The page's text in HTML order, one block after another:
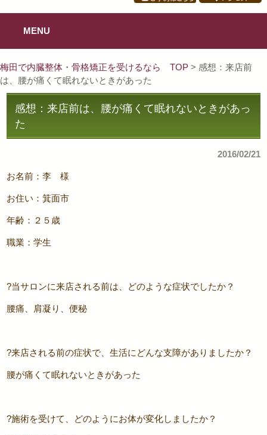
MENU
梅田で内臓整体・骨格矯正を受けるなら TOP > 感想：来店前
は、腰が痛くて眠れないときがあった
感想：来店前は、腰が痛くて眠れないときがあっ
た
2016/02/21
お名前：李 様
お住い：箕面市
年齢：２５歳
職業：学生
?当サロンに来店される前は、どのような症状でしたか？
腰痛、肩凝り、便秘
?来店される前の症状で、生活にどんな支障がありましたか？
腰が痛くて眠れないときがあった
?施術を受けて、どのようにお体が変化しましたか？